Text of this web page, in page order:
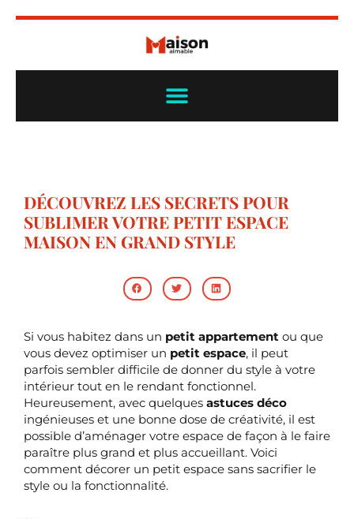
DÉCOUVREZ LES SECRETS POUR
SUBLIMER VOTRE PETIT ESPACE
MAISON EN GRAND STYLE
Si vous habitez dans un petit appartement ou que
vous devez optimiser un petit espace, il peut
parfois sembler difficile de donner du style à votre
intérieur tout en le rendant fonctionnel.
Heureusement, avec quelques astuces déco
ingénieuses et une bonne dose de créativité, il est
possible d’aménager votre espace de façon à le faire
paraître plus grand et plus accueillant. Voici
comment décorer un petit espace sans sacrifier le
style ou la fonctionnalité.